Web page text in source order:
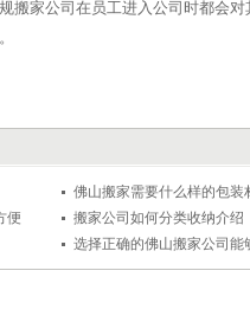
搬家公司在员工进入公司时都会
佛山搬家需要什么样的包装
便
搬家公司如何分类收纳介绍
选择正确的佛山搬家公司能